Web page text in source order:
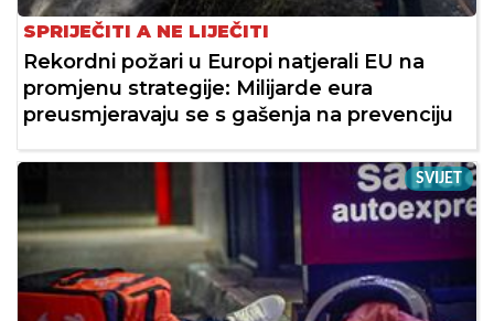
SPRIJEČITI A NE LIJEČITI
Rekordni požari u Europi natjerali EU na
promjenu strategije: Milijarde eura
preusmjeravaju se s gašenja na prevenciju
SVIJET